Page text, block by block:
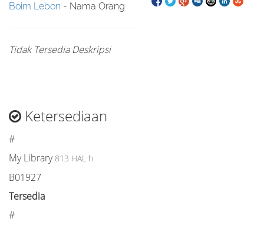
Boim Lebon - Nama Orang
Tidak Tersedia Deskripsi
Ketersediaan
#
My Library 813 HAL h
B01927
Tersedia
#